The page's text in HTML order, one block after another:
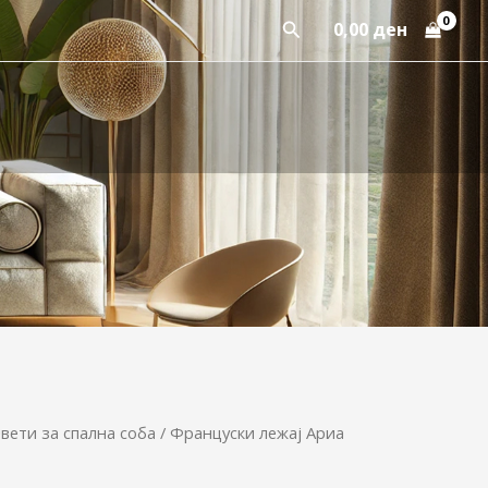
Пребарај
0,00 ден
за спална соба / Француски лежај Ариа